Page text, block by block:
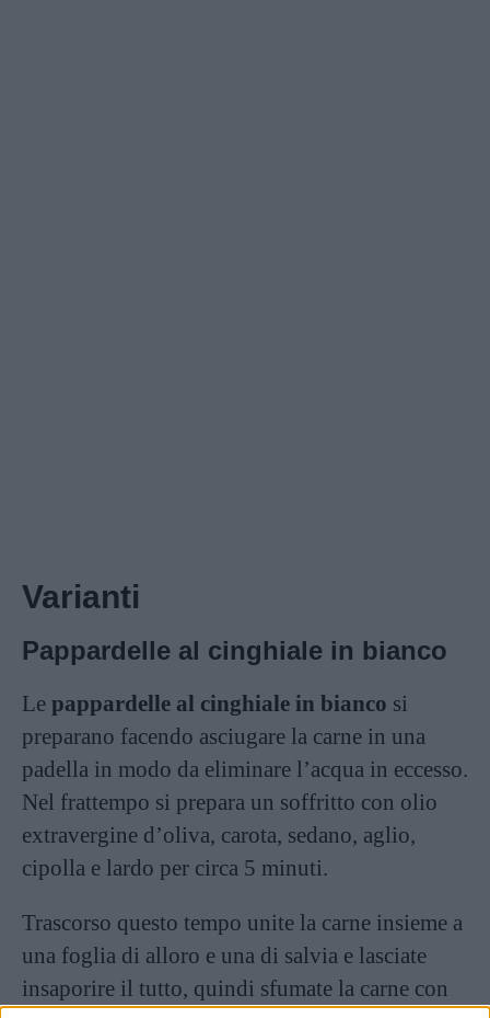
Varianti
Pappardelle al cinghiale in bianco
Le pappardelle al cinghiale in bianco si
preparano facendo asciugare la carne in una
padella in modo da eliminare l’acqua in eccesso.
Nel frattempo si prepara un soffritto con olio
extravergine d’oliva, carota, sedano, aglio,
cipolla e lardo per circa 5 minuti.
Trascorso questo tempo unite la carne insieme a
una foglia di alloro e una di salvia e lasciate
insaporire il tutto, quindi sfumate la carne con